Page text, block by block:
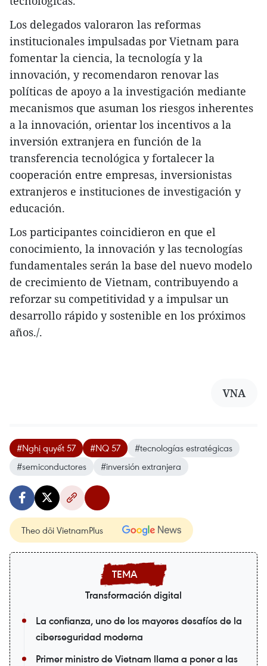
Los delegados valoraron las reformas
institucionales impulsadas por Vietnam para
fomentar la ciencia, la tecnología y la
innovación, y recomendaron renovar las
políticas de apoyo a la investigación mediante
mecanismos que asuman los riesgos inherentes
a la innovación, orientar los incentivos a la
inversión extranjera en función de la
transferencia tecnológica y fortalecer la
cooperación entre empresas, inversionistas
extranjeros e instituciones de investigación y
educación.
Los participantes coincidieron en que el
conocimiento, la innovación y las tecnologías
fundamentales serán la base del nuevo modelo
de crecimiento de Vietnam, contribuyendo a
reforzar su competitividad y a impulsar un
desarrollo rápido y sostenible en los próximos
años./.
VNA
#Nghị quyết 57 #NQ 57
#tecnologías estratégicas
#semiconductores
#inversión extranjera
Theo dõi VietnamPlus
Transformación digital
La confianza, uno de los mayores desafíos de la
ciberseguridad moderna
Primer ministro de Vietnam llama a poner a las